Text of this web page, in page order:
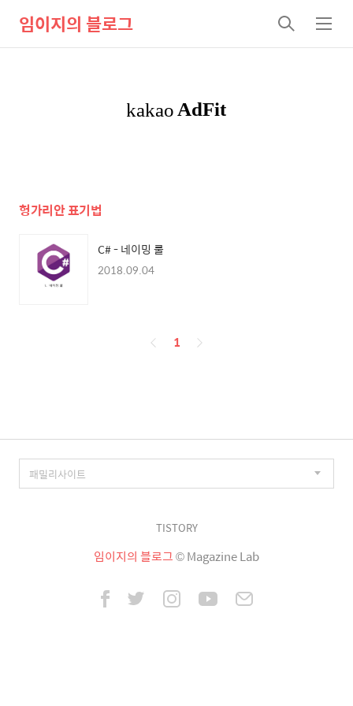
임이지의 블로그
검
색
메
뉴
헝가리안 표기법
C# - 네이밍 룰
2018.09.04
페
1
TISTORY
임이지의 블로그© Magazine Lab